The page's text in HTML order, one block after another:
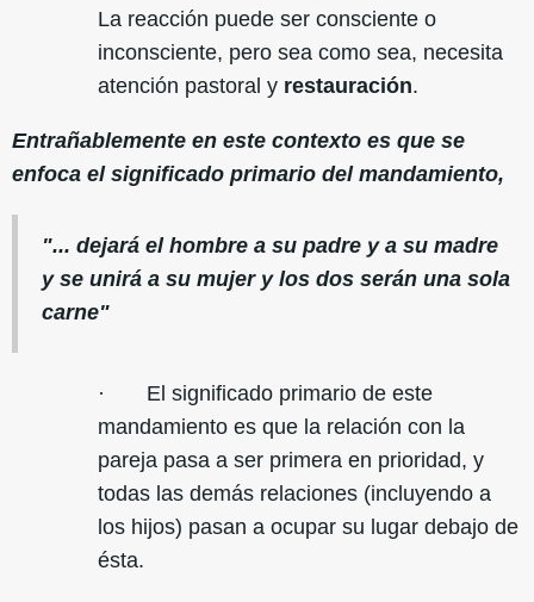
La reacción puede ser consciente o
inconsciente, pero sea como sea, necesita
atención pastoral y restauración.
Entrañablemente en este contexto es que se
enfoca el significado primario del mandamiento,
"... dejará el hombre a su padre y a su madre
y se unirá a su mujer y los dos serán una sola
carne"
· El significado primario de este
mandamiento es que la relación con la
pareja pasa a ser primera en prioridad, y
todas las demás relaciones (incluyendo a
los hijos) pasan a ocupar su lugar debajo de
ésta.